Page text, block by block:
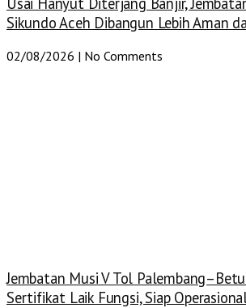
Sikundo Aceh Dibangun Lebih Aman
02/08/2026 No Comments
Jembatan Musi V Tol
Sertifikat Laik Fungsi, Siap